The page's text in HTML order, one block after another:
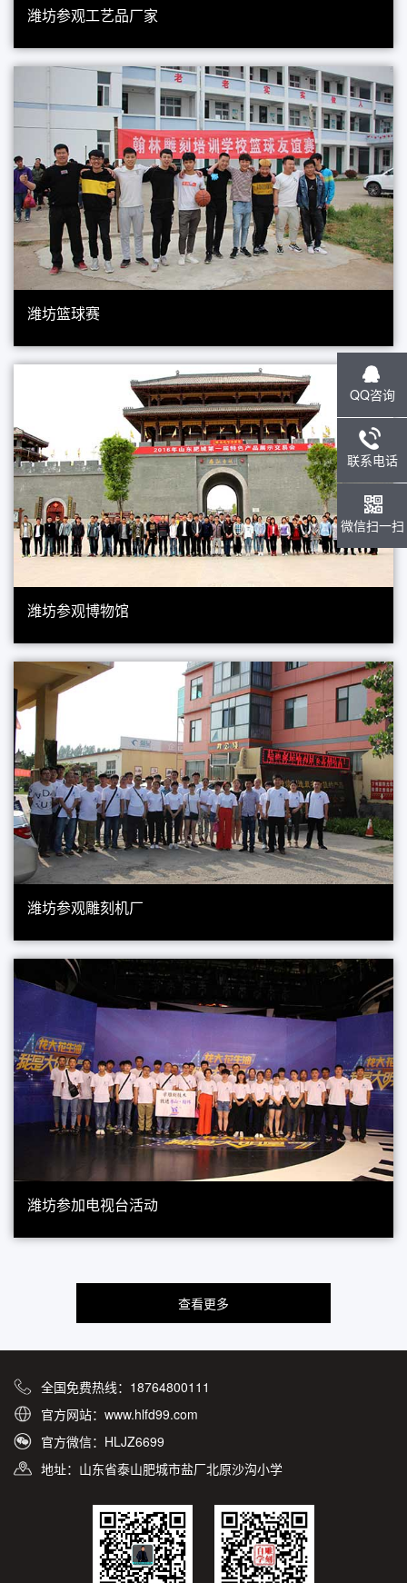
潍坊参观工艺品厂家
潍坊篮球赛
潍坊参观博物馆
潍坊参观雕刻机厂
潍坊参加电视台活动
查看更多
全国免费热线：18764800111
官方网站：www.hlfd99.com
官方微信：HLJZ6699
地址：山东省泰山肥城市盐厂北原沙沟小学
QQ咨询
联系电话
微信扫一扫